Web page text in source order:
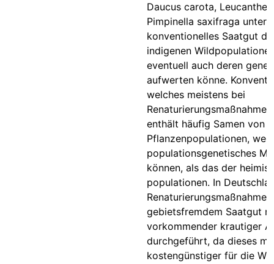
Daucus carota,
Pimpinella saxifraga
konventionelles Saatgut
indigenen
eventuell auch deren
aufwerten könne.
welches meistens bei
enthält häufig Samen von
Pflanzenpopulationen,
populationsgenetisches
können, als das der
populationen. In
gebietsfremdem Saatgut
vorkommender krautiger
durchgeführt, da dieses
kostengünstiger für die